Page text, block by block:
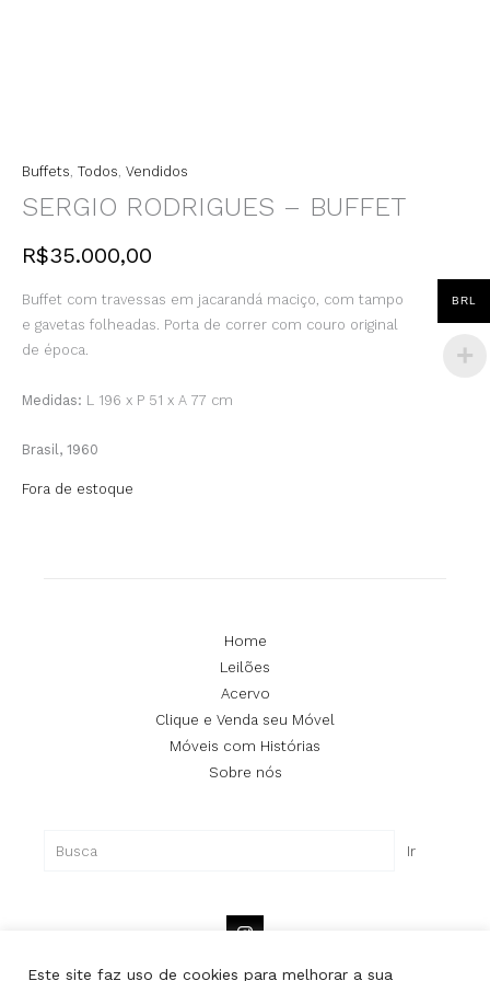
Este site faz uso de cookies para melhorar a sua
Buffets Todos Vendidos
SERGIO RODRIGUES – BUFFET
R$35.000,00
Buffet com travessas em jacarandá maciço, com tampo
e gavetas folheadas. Porta de correr com couro original
de época.
Medidas: L 196 x P 51 x A 77 cm
Brasil, 1960
Fora de estoque
Home
Leilões
Acervo
Clique e Venda seu Móvel
Móveis com Histórias
Sobre nós
Ir
BRL